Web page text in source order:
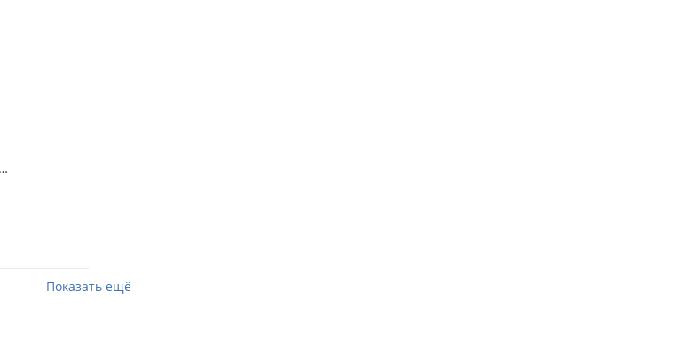
Показать ещё